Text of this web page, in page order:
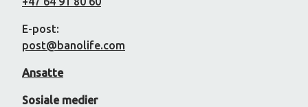
E-post:
post@banolife.com
Ansatte
Sosiale medier